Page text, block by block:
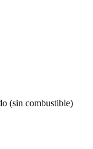
(sin combustible)